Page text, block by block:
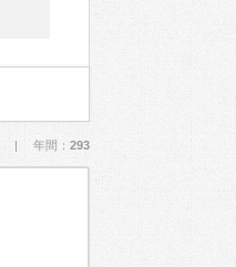
| 年間： 293